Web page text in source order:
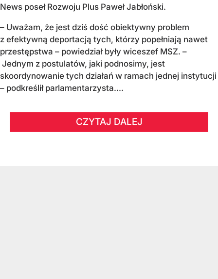
News poseł Rozwoju Plus Paweł Jabłoński.
– Uważam, że jest dziś dość obiektywny problem
z efektywną deportacją tych, którzy popełniają nawet
przestępstwa – powiedział były wiceszef MSZ. –
Jednym z postulatów, jaki podnosimy, jest
skoordynowanie tych działań w ramach jednej instytucji
– podkreślił parlamentarzysta....
CZYTAJ DALEJ